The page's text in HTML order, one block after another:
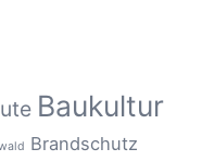
Baukultur
Brandschutz